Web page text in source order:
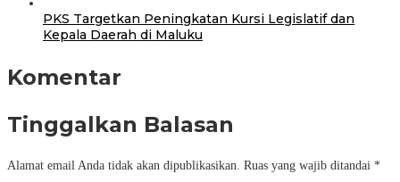
PKS Targetkan Peningkatan Kursi Legislatif dan
Kepala Daerah di Maluku
Komentar
Tinggalkan Balasan
Alamat email Anda tidak akan dipublikasikan. Ruas yang wajib ditandai *